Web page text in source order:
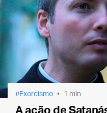
Exorcismo 1 min
A ação de